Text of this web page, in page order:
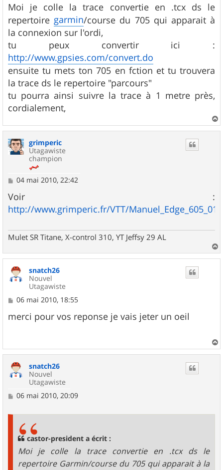
s
s
a
g
e
Moi je colle la trace convertie en .tcx ds le
repertoire garmin/course du 705 qui apparait à
la connexion sur l'ordi,
tu peux convertir ici :
http://www.gpsies.com/convert.do
ensuite tu mets ton 705 en fction et tu trouvera
la trace ds le repertoire "parcours"
tu pourra ainsi suivre la trace à 1 metre près,
cordialement,
a
grimperic
Utagawiste
champion
M
s
s
a
04 mai 2010, 22:42
Voir :
http://www.grimperic.fr/VTT/
Mulet SR Titane, X-control 310, YT Jeffsy 29 AL
a
snatch26
Nouvel
Utagawiste
M
s
s
e
06 mai 2010, 18:55
merci pour vos reponse je vais jeter un oeil
a
snatch26
Nouvel
Utagawiste
M
06 mai 2010, 20:09
castor-president a écrit :
Moi je colle la trace convertie en .tcx ds le
repertoire Garmin/course du 705 qui apparait à la